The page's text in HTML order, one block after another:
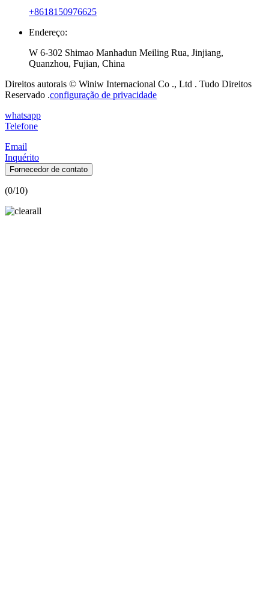
+8618150976625
Endereço:
W 6-302 Shimao Manhadun Meiling Rua, Jinjiang,
Quanzhou, Fujian, China
Direitos autorais © Winiw Internacional Co ., Ltd . Tudo Direitos
Reservado .configuração de privacidade
whatsapp
Telefone
Email
Inquérito
Fornecedor de contato
(0/10)